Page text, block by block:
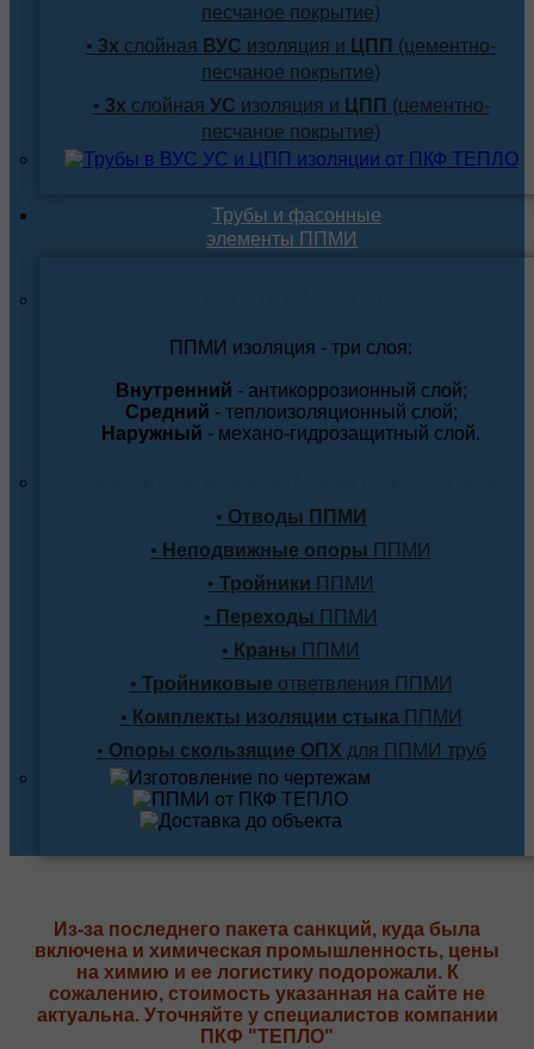
песчаное покрытие)
• 3х слойная ВУС изоляция и ЦПП (цементно-
песчаное покрытие)
• 3х слойная УС изоляция и ЦПП (цементно-
песчаное покрытие)
Трубы и фасонные
элементы ППМИ
ППМИ изоляция - три слоя:
Внутренний - антикоррозионный слой;
Средний - теплоизоляционный слой;
Наружный - механо-гидрозащитный слой.
• Отводы ППМИ
• Неподвижные опоры ППМИ
• Тройники ППМИ
• Переходы ППМИ
• Краны ППМИ
• Тройниковые ответвления ППМИ
• Комплекты изоляции стыкаППМИ
• Опоры скользящие ОПХ для ППМИ труб
Из-за последнего пакета санкций, куда была
включена и химическая промышленность, цены
на химию и ее логистику подорожали. К
сожалению, стоимость указанная на сайте не
актуальна. Уточняйте у специалистов компании
ПКФ "ТЕПЛО"